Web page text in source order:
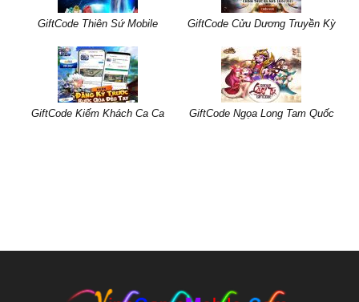
GiftCode Thiên Sứ Mobile GiftCode Cửu Dương Truyền Kỳ
GiftCode Kiếm Khách Ca Ca GiftCode Ngọa Long Tam Quốc